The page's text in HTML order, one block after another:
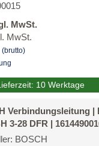
MwSt.
MwSt.
(brutto)
10 Werktage
Verbindungsleitung |
3-28 DFR |
BOSCH